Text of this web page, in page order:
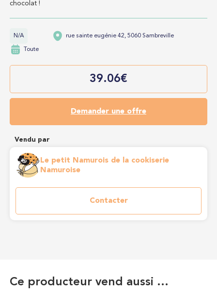
chocolat !
N/A rue sainte eugénie 42, 5060 Sambreville
Toute
39.06€
Demander une offre
Vendu par
Le petit Namurois de la cookiserie
Namuroise
Contacter
Ce producteur vend aussi …